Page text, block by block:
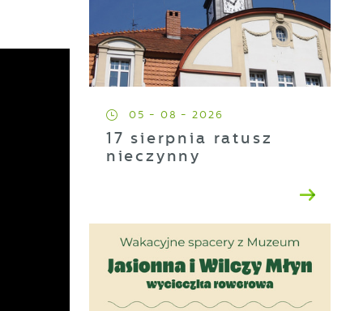
05 - 08 - 2026
17 sierpnia ratusz
nieczynny